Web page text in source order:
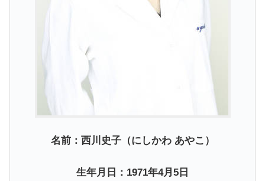
名前：西川史子（にしかわ あやこ）
生年月日：1971年4月5日